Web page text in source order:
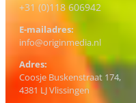
+31 (0)118 606942
E-mailadres:
info@originmedia.nl
Adres:
Coosje Buskenstraat 174,
4381 LJ Vlissingen